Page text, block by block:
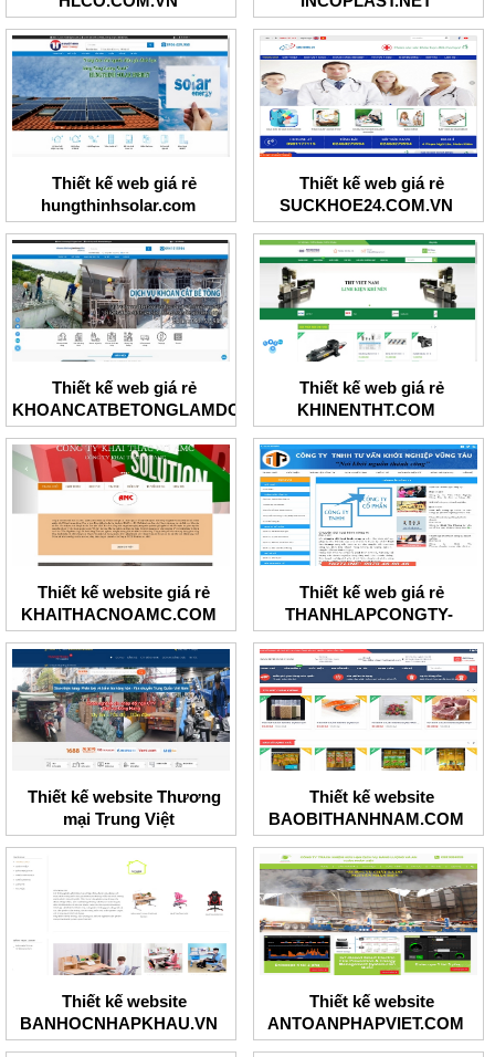
Thiết kế web giá rẻ
hungthinhsolar.com
Thiết kế web giá rẻ
SUCKHOE24.COM.VN
Thiết kế web giá rẻ
KHOANCATBETONGLAMDONG
Thiết kế web giá rẻ
KHINENTHT.COM
Thiết kế website giá rẻ
KHAITHACNOAMC.COM
Thiết kế web giá rẻ
THANHLAPCONGTY-
BRT.COM
Thiết kế website Thương
mại Trung Việt
Thiết kế website
BAOBITHANHNAM.COM
Thiết kế website
BANHOCNHAPKHAU.VN
Thiết kế website
ANTOANPHAPVIET.COM